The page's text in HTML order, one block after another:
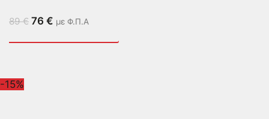
89€ 76 € με Φ.Π.Α
-15%